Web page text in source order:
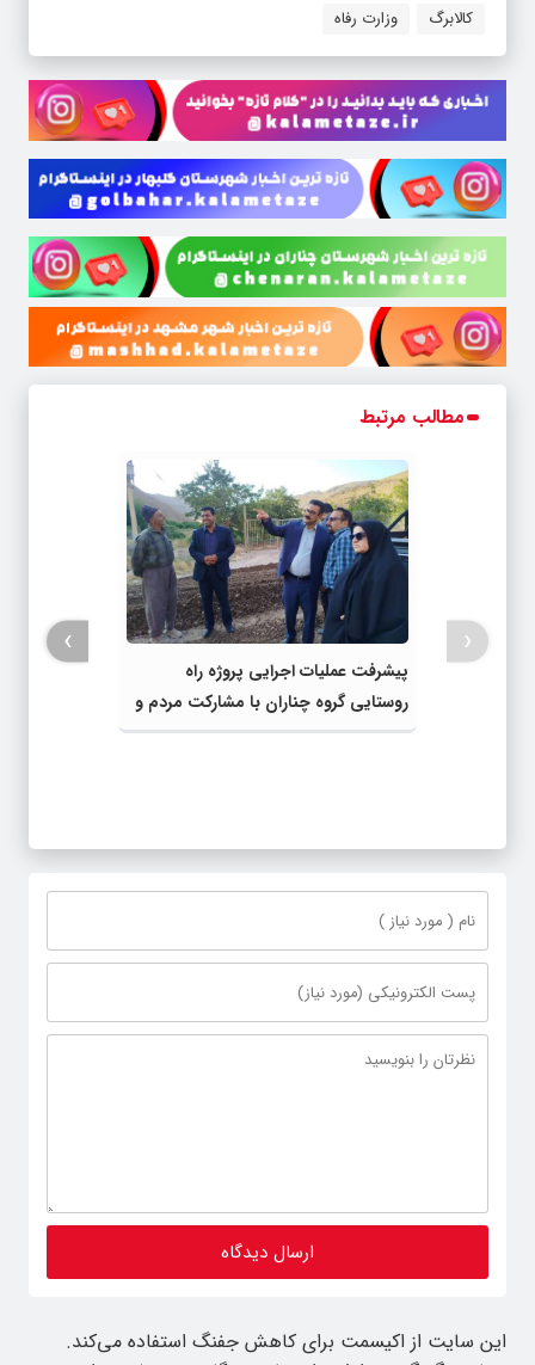
کالابرگ وزارت رفاه
مطالب مرتبط
پیشرفت عملیات اجرایی پروژه راه
روستایی گروه چناران با مشارکت مردم و
اعتبارات دولتی
‹
›
این سایت از اکیسمت برای کاهش جفنگ استفاده می‌کند.